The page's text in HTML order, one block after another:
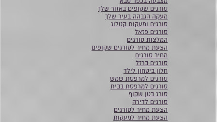
סורגים שקופים באזור שלך
מעקה הגבהה בעיר שלך
סורגים ומעקות קטלוג
סורגים פזאל
המלצות סורגים
הצעת מחיר לסורגים שקופים
מחיר סורגים
סורגים ברזל
חלון ביטחון לילד
סורגים למרפסת שמש
סורגים למרפסת בבית
סורג בטן שקוף
סורגים לדירה
הצעת מחיר לסורגים
הצעת מחיר למעקות